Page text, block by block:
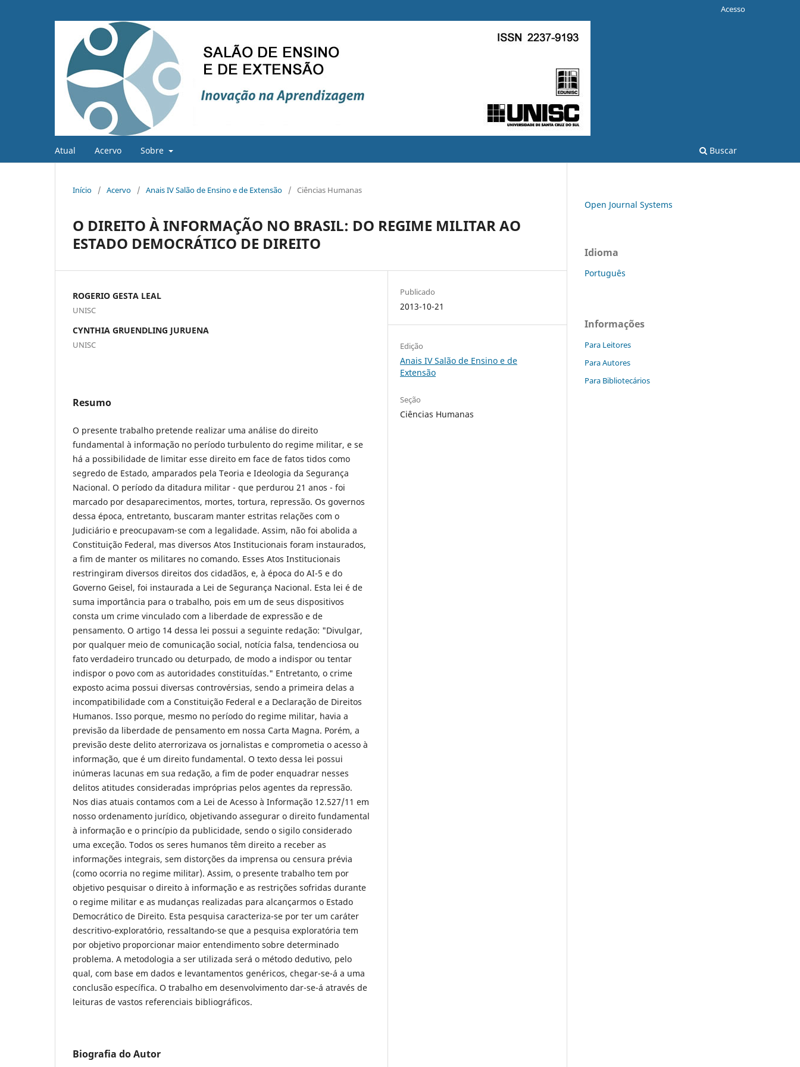
Atual Acervo Sobre Buscar
Acesso
Início / Acervo / Anais IV Salão de Ensino e de Extensão / Ciências Humanas
O DIREITO À INFORMAÇÃO NO BRASIL: DO REGIME MILITAR AO
ESTADO DEMOCRÁTICO DE DIREITO
ROGERIO GESTA LEAL
UNISC
CYNTHIA GRUENDLING JURUENA
UNISC
Resumo
O presente trabalho pretende realizar uma análise do direito
fundamental à informação no período turbulento do regime militar, e se
há a possibilidade de limitar esse direito em face de fatos tidos como
segredo de Estado, amparados pela Teoria e Ideologia da Segurança
Nacional. O período da ditadura militar - que perdurou 21 anos - foi
marcado por desaparecimentos, mortes, tortura, repressão. Os governos
dessa época, entretanto, buscaram manter estritas relações com o
Judiciário e preocupavam-se com a legalidade. Assim, não foi abolida a
Constituição Federal, mas diversos Atos Institucionais foram instaurados,
a fim de manter os militares no comando. Esses Atos Institucionais
restringiram diversos direitos dos cidadãos, e, à época do AI-5 e do
Governo Geisel, foi instaurada a Lei de Segurança Nacional. Esta lei é de
suma importância para o trabalho, pois em um de seus dispositivos
consta um crime vinculado com a liberdade de expressão e de
pensamento. O artigo 14 dessa lei possui a seguinte redação: "Divulgar,
por qualquer meio de comunicação social, notícia falsa, tendenciosa ou
fato verdadeiro truncado ou deturpado, de modo a indispor ou tentar
indispor o povo com as autoridades constituídas." Entretanto, o crime
exposto acima possui diversas controvérsias, sendo a primeira delas a
incompatibilidade com a Constituição Federal e a Declaração de Direitos
Humanos. Isso porque, mesmo no período do regime militar, havia a
previsão da liberdade de pensamento em nossa Carta Magna. Porém, a
previsão deste delito aterrorizava os jornalistas e comprometia o acesso à
informação, que é um direito fundamental. O texto dessa lei possui
inúmeras lacunas em sua redação, a fim de poder enquadrar nesses
delitos atitudes consideradas impróprias pelos agentes da repressão.
Nos dias atuais contamos com a Lei de Acesso à Informação 12.527/11 em
nosso ordenamento jurídico, objetivando assegurar o direito fundamental
à informação e o princípio da publicidade, sendo o sigilo considerado
uma exceção. Todos os seres humanos têm direito a receber as
informações integrais, sem distorções da imprensa ou censura prévia
(como ocorria no regime militar). Assim, o presente trabalho tem por
objetivo pesquisar o direito à informação e as restrições sofridas durante
o regime militar e as mudanças realizadas para alcançarmos o Estado
Democrático de Direito. Esta pesquisa caracteriza-se por ter um caráter
descritivo-exploratório, ressaltando-se que a pesquisa exploratória tem
por objetivo proporcionar maior entendimento sobre determinado
problema. A metodologia a ser utilizada será o método dedutivo, pelo
qual, com base em dados e levantamentos genéricos, chegar-se-á a uma
conclusão específica. O trabalho em desenvolvimento dar-se-á através de
leituras de vastos referenciais bibliográficos.
Biografia do Autor
Publicado
2013-10-21
Edição
Anais IV Salão de Ensino e de
Extensão
Seção
Ciências Humanas
Open Journal Systems
Idioma
Português
Informações
Para Leitores
Para Autores
Para Bibliotecários